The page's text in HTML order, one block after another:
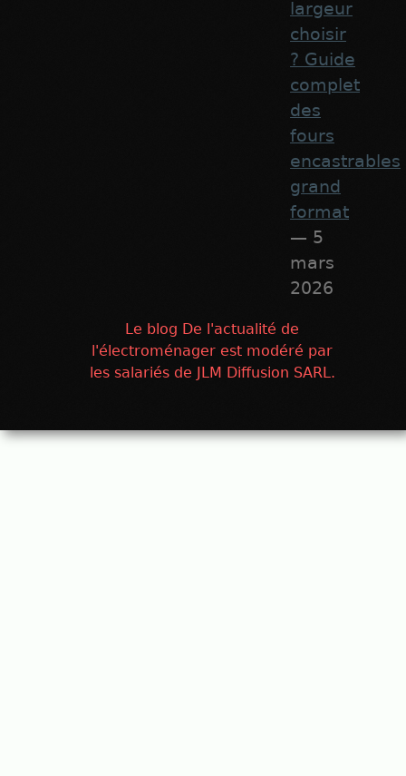
largeur
choisir
? Guide
complet
des
fours
encastrables
grand
format
— 5
mars
2026
Le blog De l'actualité de
l'électroménager est modéré par
les salariés de JLM Diffusion SARL.